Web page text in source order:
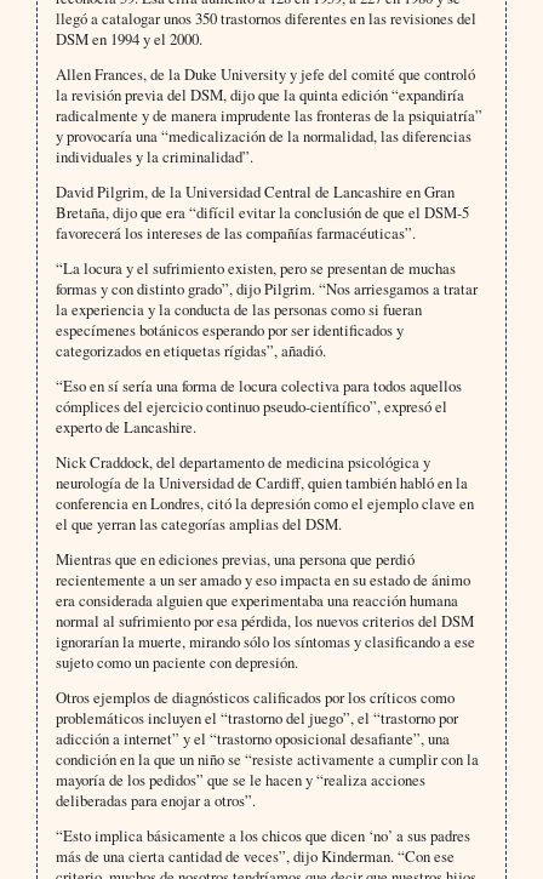
llegó a catalogar unos 350 trastornos diferentes en las revisiones del
DSM en 1994 y el 2000.
Allen Frances, de la Duke University y jefe del comité que controló
la revisión previa del DSM, dijo que la quinta edición “expandiría
radicalmente y de manera imprudente las fronteras de la psiquiatría”
y provocaría una “medicalización de la normalidad, las diferencias
individuales y la criminalidad”.
David Pilgrim, de la Universidad Central de Lancashire en Gran
Bretaña, dijo que era “difícil evitar la conclusión de que el DSM-5
favorecerá los intereses de las compañías farmacéuticas”.
“La locura y el sufrimiento existen, pero se presentan de muchas
formas y con distinto grado”, dijo Pilgrim. “Nos arriesgamos a tratar
la experiencia y la conducta de las personas como si fueran
especímenes botánicos esperando por ser identificados y
categorizados en etiquetas rígidas”, añadió.
“Eso en sí sería una forma de locura colectiva para todos aquellos
cómplices del ejercicio continuo pseudo-científico”, expresó el
experto de Lancashire.
Nick Craddock, del departamento de medicina psicológica y
neurología de la Universidad de Cardiff, quien también habló en la
conferencia en Londres, citó la depresión como el ejemplo clave en
el que yerran las categorías amplias del DSM.
Mientras que en ediciones previas, una persona que perdió
recientemente a un ser amado y eso impacta en su estado de ánimo
era considerada alguien que experimentaba una reacción humana
normal al sufrimiento por esa pérdida, los nuevos criterios del DSM
ignorarían la muerte, mirando sólo los síntomas y clasificando a ese
sujeto como un paciente con depresión.
Otros ejemplos de diagnósticos calificados por los críticos como
problemáticos incluyen el “trastorno del juego”, el “trastorno por
adicción a internet” y el “trastorno oposicional desafiante”, una
condición en la que un niño se “resiste activamente a cumplir con la
mayoría de los pedidos” que se le hacen y “realiza acciones
deliberadas para enojar a otros”.
“Esto implica básicamente a los chicos que dicen ‘no’ a sus padres
más de una cierta cantidad de veces”, dijo Kinderman. “Con ese